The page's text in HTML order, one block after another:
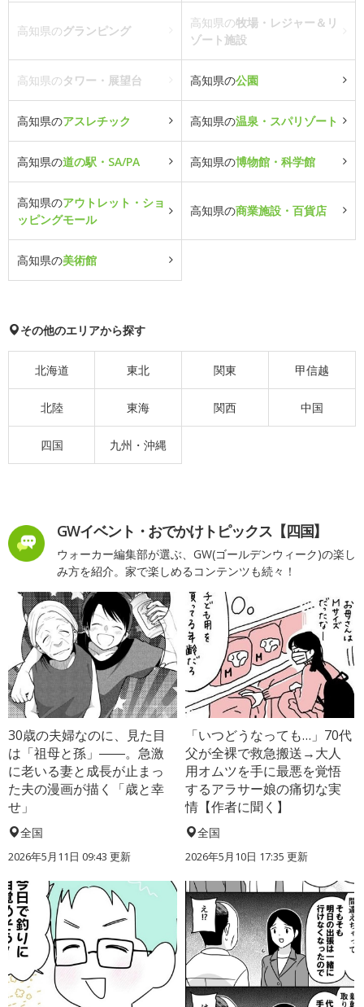
高知県のグランピング
高知県の牧場・レジャー＆リ
ゾート施設
高知県のタワー・展望台 高知県の公園
高知県のアスレチック 高知県の温泉・スパリゾート
高知県の道の駅・SA/PA 高知県の博物館・科学館
高知県のアウトレット・ショ
ッピングモール
高知県の商業施設・百貨店
高知県の美術館
その他のエリアから探す
北海道 東北 関東 甲信越
北陸 東海 関西 中国
四国 九州・沖縄
GWイベント・おでかけトピックス【四国】
ウォーカー編集部が選ぶ、GW(ゴールデンウィーク)の楽し
み方を紹介。家で楽しめるコンテンツも続々！
30歳の夫婦なのに、見た目
は「祖母と孫」――。急激
に老いる妻と成長が止まっ
た夫の漫画が描く「歳と幸
せ」
全国
2026年5月11日 09:43 更新
「いつどうなっても…」70代
父が全裸で救急搬送→大人
用オムツを手に最悪を覚悟
するアラサー娘の痛切な実
情【作者に聞く】
全国
2026年5月10日 17:35 更新